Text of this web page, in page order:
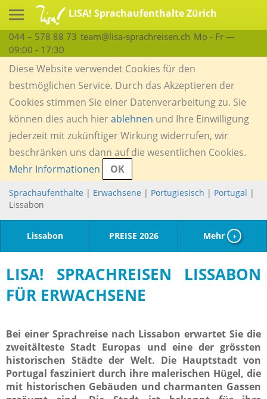
LISA! Sprachaufenthalte Zürich
044 – 578 88 73 team@lisa-sprachreisen.ch Mo - Fr —
09:00 - 17:30
Diese Website verwendet Cookies für den
bestmöglichen Service. Durch das Akzeptieren der
Cookies stimmen Sie einer Datenverarbeitung zu. Sie
können dies auch hierablehnen und Ihre Einwilligung
jederzeit mit zukünftiger Wirkung widerrufen, wir
beschränken uns dann auf die wesentlichen Cookies.
Mehr Informationen
OK
Sprachaufenthalte | Erwachsene | Portugiesisch | Portugal |
Lissabon
Lissabon PREISE 2026 Mehr ›
LISA! SPRACHREISEN LISSABON
FÜR ERWACHSENE
Bei einer Sprachreise nach Lissabon erwartet Sie die
zweitälteste Stadt Europas und eine der grössten
historischen Städte der Welt. Die Hauptstadt von
Portugal fasziniert durch ihre malerischen Hügel, die
mit historischen Gebäuden und charmanten Gassen